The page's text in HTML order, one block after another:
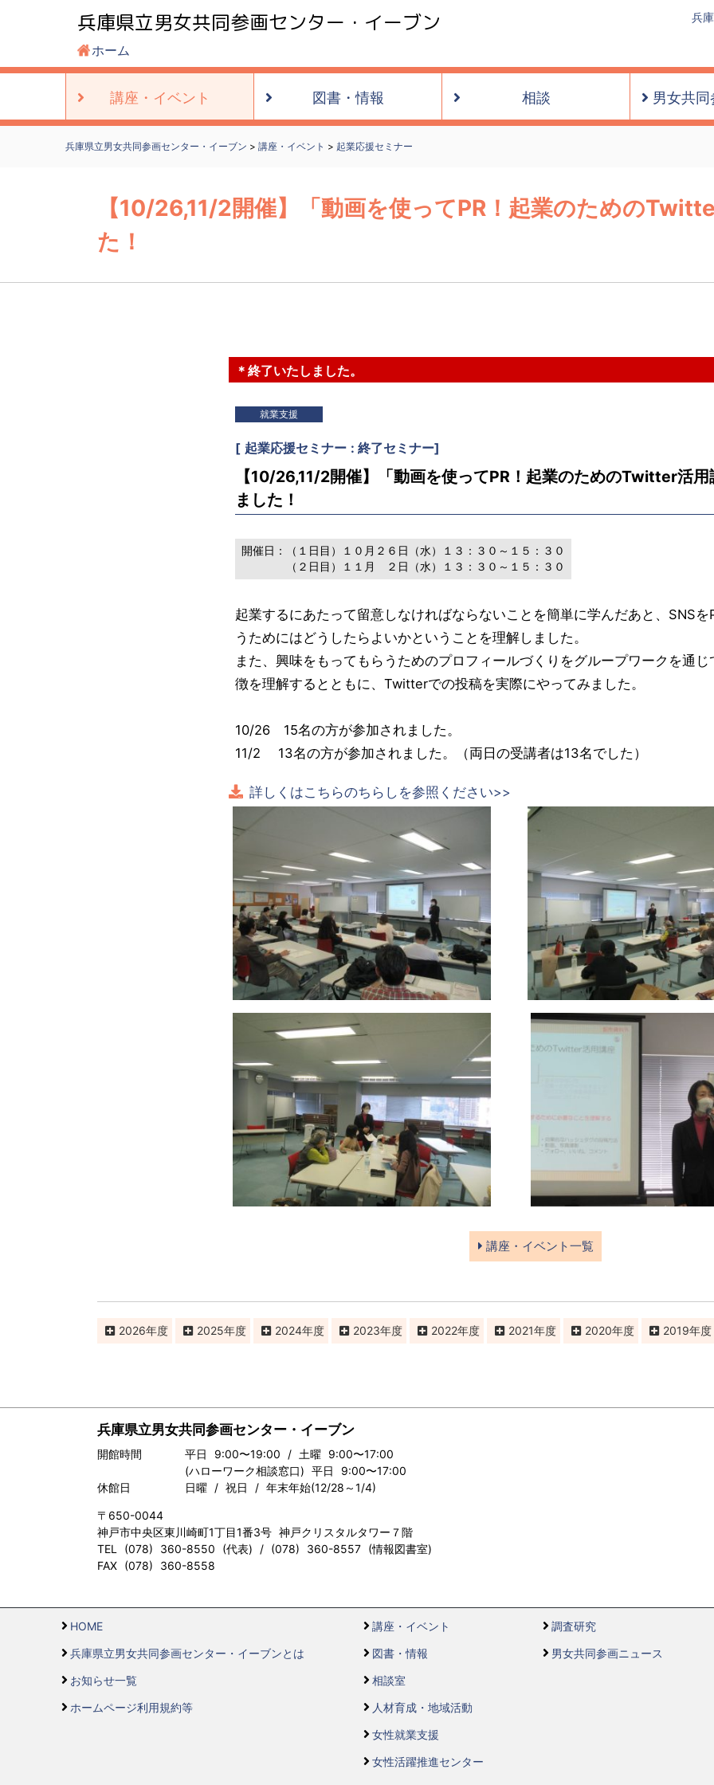
兵庫県立男女共同参画センター・イーブン 兵
ホーム
講座・ イベント 図書・情報 相談 男女共同
兵庫県立男女共同参画センター・イーブン > 講座・イベント > 起業応援セミナー
【10/26,11/2開催】「動画を使ってPR！起業のための
た！
＊終了いたしました。
就業支援
[ 起業応援セミナー 終了セミナー]
【10/26,11/2開催】「動画を使ってPR！起業のためのTwitter活
ました！
開催日：
（１日目）１０月２６日（水）１３：３０～１５：３０
（２日目）１１月 ２日（水）１３：３０～１５：３０
起業するにあたって留意しなければならないことを簡単に学んだあと、SNSを
うためにはどうしたらよいかということを理解しました。
また、興味をもってもらうためのプロフィールづくりをグループワークを通
徴を理解するとともに、Twitterでの投稿を実際にやってみました。
10/26 15名の方が参加されました。
11/2 13名の方が参加されました。（両日の受講者は13名でした）
詳しくはこちらのちらしを参照ください>>
講座・イベント一覧
2026 2025 2024 2023 2022 2021 2020 2019
兵庫県立男女共同参画センター・イーブン
開館時間
平日 9:00〜19:00 / 土曜 9:00〜17:00
(ハローワーク相談窓口) 平日 9:00〜17:00
休館日
日曜 / 祝日 / 年末年始(12/28～1/4)
〒650-0044
神戸市中央区東川崎町1丁目1番3号 神戸クリスタルタワー７階
TEL (078) 360-8550 (代表) / (078) 360-8557 (情報図書室)
FAX (078) 360-8558
HOME
兵庫県立男女共同参画センター・イーブンとは
お知らせ一覧
ホームページ利用規約等
講座・イベント
図書・情報
相談室
人材育成・地域活動
女性就業支援
女性活躍推進センター
調査研究
男女共同参画ニュース